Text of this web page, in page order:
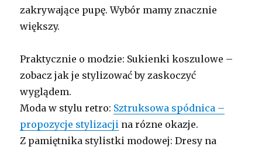
zakrywające pupę. Wybór mamy znacznie
większy.
Praktycznie o modzie: Sukienki koszulowe –
zobacz jak je stylizować by zaskoczyć
wyglądem.
Moda w stylu retro: Sztruksowa spódnica –
propozycje stylizacji na rózne okazje.
Z pamiętnika stylistki modowej: Dresy na